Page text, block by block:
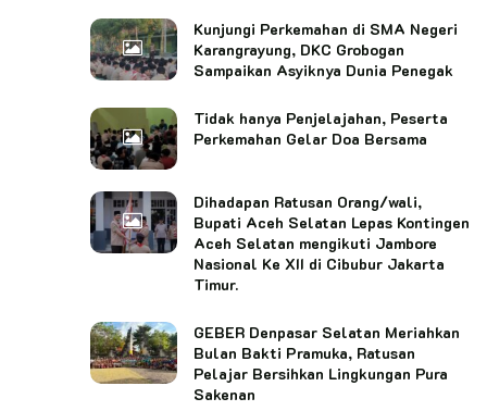
Kunjungi Perkemahan di SMA Negeri
Karangrayung, DKC Grobogan
Sampaikan Asyiknya Dunia Penegak
Tidak hanya Penjelajahan, Peserta
Perkemahan Gelar Doa Bersama
Dihadapan Ratusan Orang/wali,
Bupati Aceh Selatan Lepas Kontingen
Aceh Selatan mengikuti Jambore
Nasional Ke XII di Cibubur Jakarta
Timur.
GEBER Denpasar Selatan Meriahkan
Bulan Bakti Pramuka, Ratusan
Pelajar Bersihkan Lingkungan Pura
Sakenan